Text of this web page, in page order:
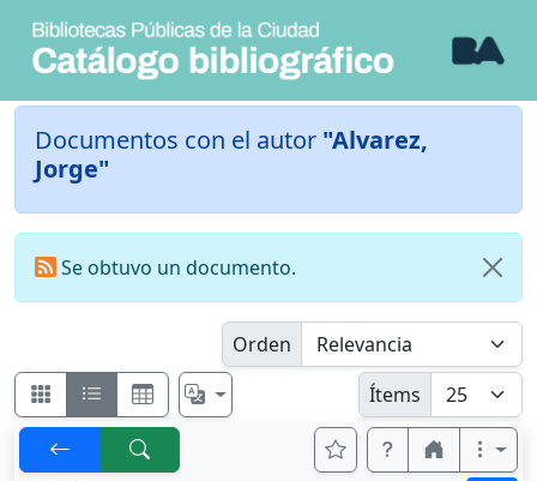
Documentos con el autor "Alvarez,
Jorge"
Se obtuvo un documento.
Orden
Ítems